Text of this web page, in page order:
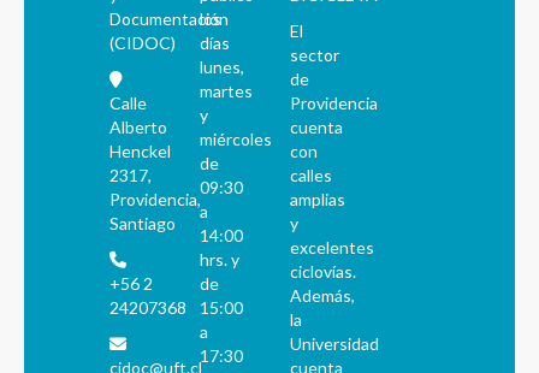
Documentación
(CIDOC)
Calle
Alberto
Henckel
2317,
Providencia,
Santiago
+56 2
24207368
cidoc@uft.cl
los
días
lunes,
martes
y
miércoles
de
09:30
a
14:00
hrs. y
de
15:00
a
17:30
El
sector
de
Providencia
cuenta
con
calles
amplias
y
excelentes
ciclovías.
Además,
la
Universidad
cuenta